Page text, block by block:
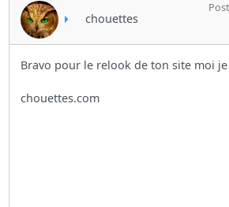
chouettes
Bravo pour le relook de ton site moi
chouettes.com